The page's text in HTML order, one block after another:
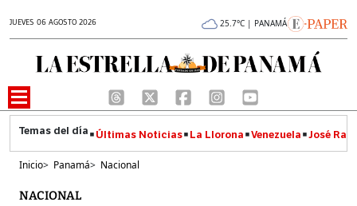
JUEVES 06 AGOSTO 2026 25.7°C | PANAMÁ
Últimas Noticias La Llorona Venezuela José
Inicio> Panamá> Nacional
NACIONAL